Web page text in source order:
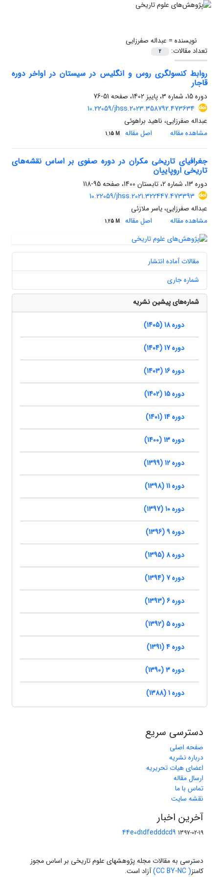
نویسنده = عبداله صفرزایی
تعداد مقالات:
2
روابط کنسولگری روس و انگلیس در سیستان در اواخر دوره
قاجار
دوره 15، شماره 3، پاییز 1402، صفحه
51-76
10.22059/jhss.2023.358792.473634
عبداله صفرزایی، ناهید براهوئی
مشاهده مقاله
اصل مقاله 1.15 M
جغرافیای تاریخی مکران در دوره صفوی بر اساس نقشه‌های
تاریخی اروپاییان
دوره 13، شماره 2، تابستان 1400، صفحه
95-118
10.22059/jhss.2021.322447.473393
عبداله صفرزایی، یاسر ملازئی
مشاهده مقاله
اصل مقاله 1.25 M
مقالات آماده انتشار
شماره جاری
شماره‌های پیشین نشریه
دوره 18 (1405)
دوره 17 (1404)
دوره 16 (1403)
دوره 15 (1402)
دوره 14 (1401)
دوره 13 (1400)
دوره 12 (1399)
دوره 11 (1398)
دوره 10 (1397)
دوره 9 (1396)
دوره 8 (1395)
دوره 7 (1394)
دوره 6 (1393)
دوره 5 (1392)
دوره 4 (1391)
دوره 3 (1390)
دوره 1 (1388)
دسترسی سریع
صفحه اصلی
درباره نشریه
اعضای هیات تحریریه
ارسال مقاله
تماس با ما
نقشه سایت
آخرین اخبار
44e0d1dfedddcd9 1397-02-19
دسترسی به مقالات مجله پژوهشهای علوم تاریخی بر اساس مجوز
کامنز( CC BY-NC) آزاد است.